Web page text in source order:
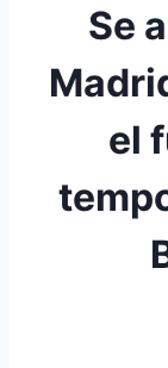
Se
el